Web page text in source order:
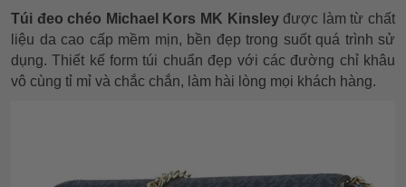
Túi đeo chéo Michael Kors MK Kinsleyđược làm từ chất
liệu da cao cấp mềm mịn, bền đẹp trong suốt quá trình sử
dụng. Thiết kế form túi chuẩn đẹp với các đường chỉ khâu
vô cùng tỉ mỉ và chắc chắn, làm hài lòng mọi khách hàng.